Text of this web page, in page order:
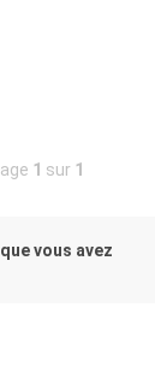
1 sur 1
vous avez